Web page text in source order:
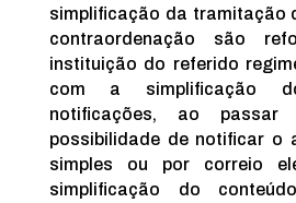
simplificação da tramitação
contraordenação são
instituição do referido
com a simplificação
notificações, ao
possibilidade de notificar o
simples ou por correio
simplificação do